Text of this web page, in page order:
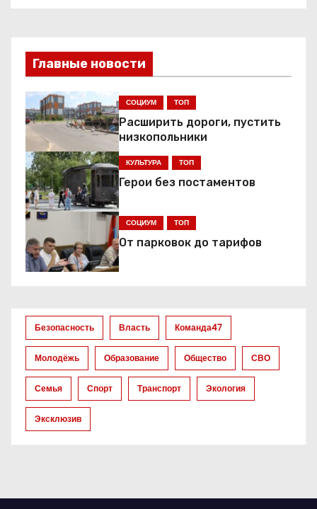
в
и
г
а
ц
и
я
п
з
а
п
и
с
м
Главные новости
СОЦИУМ ТОП
Расширить дороги, пустить
низкопольники
КУЛЬТУРА ТОП
Герои без постаментов
СОЦИУМ ТОП
От парковок до тарифов
Безопасность Власть Команда47
Молодёжь Образование Общество СВО
Семья Спорт Транспорт Экология
Эксклюзив